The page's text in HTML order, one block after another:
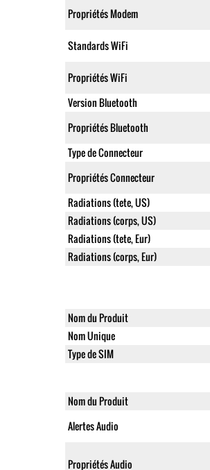
Propriétés Modem
Standards WiFi
Propriétés WiFi
Version Bluetooth
Propriétés Bluetooth
Type de Connecteur
Propriétés Connecteur
Radiations (tete, US)
Radiations (corps, US)
Radiations (tete, Eur)
Radiations (corps, Eur)
Nom du Produit
Nom Unique
Type de SIM
Nom du Produit
Alertes Audio
Propriétés Audio